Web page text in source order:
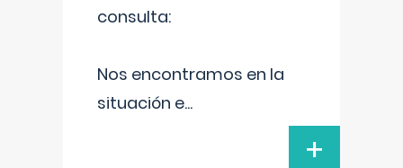
consulta:
Nos encontramos en la
situación e...
+